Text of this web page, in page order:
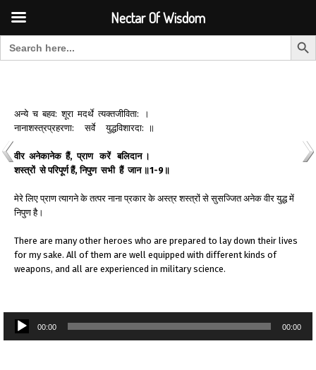
Search for: Search
अन्ये च बहव: शूरा मदर्थे त्यक्तजीविता: ।
नानाशस्त्रप्रहरणा: सर्वे युद्धविशारदा: ॥
वीर अनेकानेक हैं,प्राण करें बलिदान ।
शस्त्रों से परिपूर्ण हैं,निपुण सभी हैं जान ॥1-9 ॥
मेरे लिए प्राण त्यागने के तत्पर नाना प्रकार के अस्त्र शस्त्रों से सुसज्जित अनेक वीर युद्ध में
निपुण है।
There are many other heroes who are prepared to lay down their lives
for my sake. All of them are well equipped with different kinds of
weapons, and all are experienced in military science.
Audio
Player
00:00 00:00
Nectar Of Wisdom